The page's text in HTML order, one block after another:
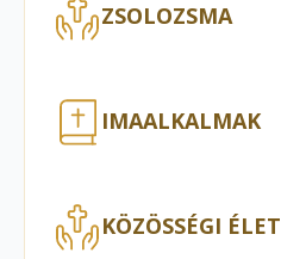
ZSOLOZSMA
IMAALKALMAK
KÖZÖSSÉGI ÉLET